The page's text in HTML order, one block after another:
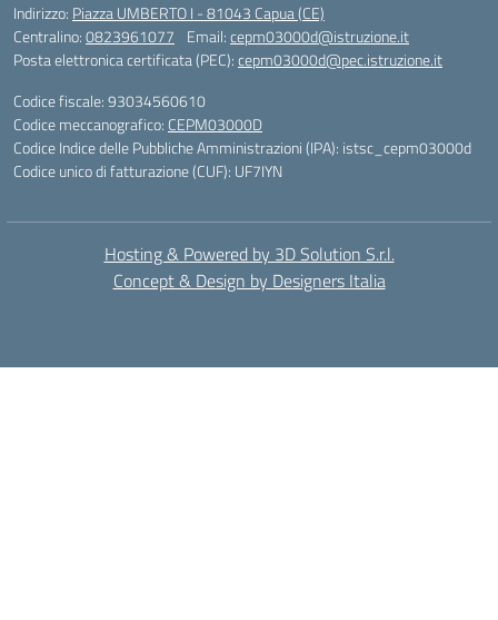
Indirizzo: Piazza UMBERTO I - 81043 Capua (CE)
Centralino:0823961077 Email:cepm03000d@istruzione.it
Posta elettronica certificata (PEC):cepm03000d@pec.istruzione.it
Codice fiscale: 93034560610
Codice meccanografico: CEPM03000D
Codice Indice delle Pubbliche Amministrazioni (IPA): istsc_cepm03000d
Codice unico di fatturazione (CUF): UF7IYN
Hosting & Powered by 3D Solution S.r.l.
Concept & Design by Designers Italia